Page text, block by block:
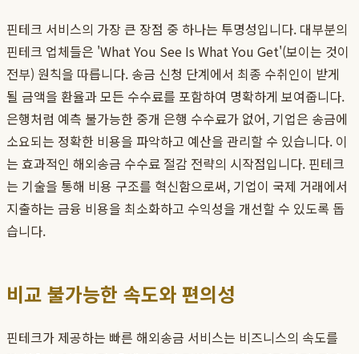
핀테크 서비스의 가장 큰 장점 중 하나는 투명성입니다. 대부분의
핀테크 업체들은 'What You See Is What You Get'(보이는 것이
전부) 원칙을 따릅니다. 송금 신청 단계에서 최종 수취인이 받게
될 금액을 환율과 모든 수수료를 포함하여 명확하게 보여줍니다.
은행처럼 예측 불가능한 중개 은행 수수료가 없어, 기업은 송금에
소요되는 정확한 비용을 파악하고 예산을 관리할 수 있습니다. 이
는 효과적인 해외송금 수수료 절감 전략의 시작점입니다. 핀테크
는 기술을 통해 비용 구조를 혁신함으로써, 기업이 국제 거래에서
지출하는 금융 비용을 최소화하고 수익성을 개선할 수 있도록 돕
습니다.
비교 불가능한 속도와 편의성
핀테크가 제공하는 빠른 해외송금 서비스는 비즈니스의 속도를